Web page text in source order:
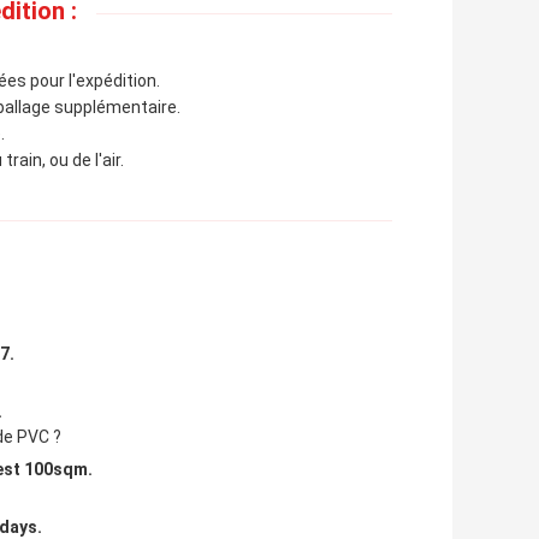
:
pour l'expédition.
supplémentaire.
ou de l'air.
PVC ?
100sqm.